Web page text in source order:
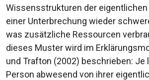
Wissensstrukturen der eigentlichen
einer Unterbrechung wieder
was zusätzliche Ressourcen
dieses Muster wird im
und Trafton (2002) beschrieben: Je
Person abwesend von ihrer